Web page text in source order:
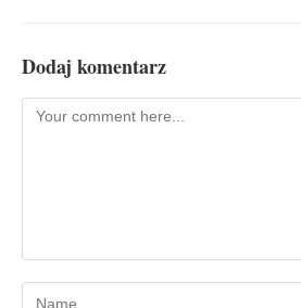
Dodaj komentarz